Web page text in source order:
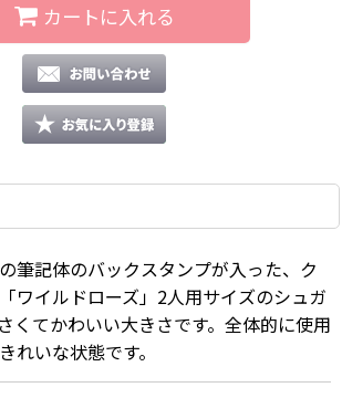
カートに入れる
筆記体のバックスタンプが入った、ク
ワイルドローズ」2人用サイズのシュガ
くてかわいい大きさです。全体的に使用
れいな状態です。